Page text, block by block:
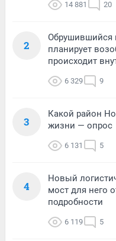
14 881 20
2
Обрушившийся
планирует
происходит
6 329 9
3
Какой район
жизни — опрос
6 131 5
4
Новый
мост для него
подробности
6 119 5